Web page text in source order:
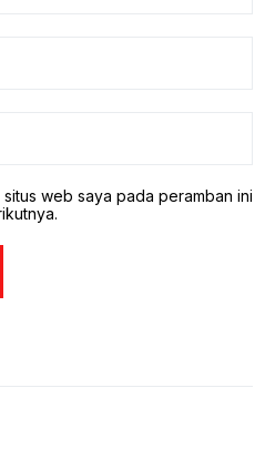
situs web saya pada peramban ini